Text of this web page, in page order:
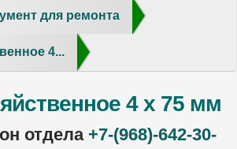
для ремонта
4...
4 х 75 мм
отдела +7-(968)-642-30-